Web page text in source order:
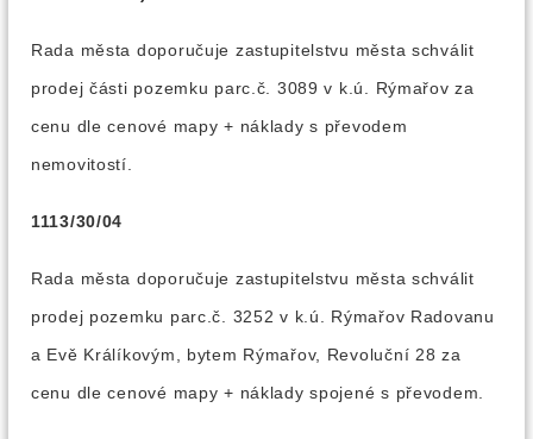
Rada města doporučuje zastupitelstvu města schválit
prodej části pozemku parc.č. 3089 v k.ú. Rýmařov za
cenu dle cenové mapy + náklady s převodem
nemovitostí.
1113/30/04
Rada města doporučuje zastupitelstvu města schválit
prodej pozemku parc.č. 3252 v k.ú. Rýmařov Radovanu
a Evě Králíkovým, bytem Rýmařov, Revoluční 28 za
cenu dle cenové mapy + náklady spojené s převodem.